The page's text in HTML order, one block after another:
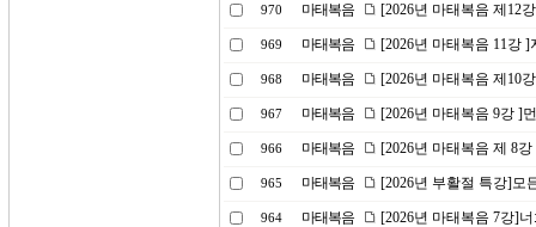
970 마태복음 [2026년 마태복음 제12
969 마태복음 [2026년 마태복음 11강
968 마태복음 [2026년 마태복음 제10
967 마태복음 [2026년 마태복음 9강 ]
966 마태복음 [2026년 마태복음 제 8
965 마태복음 [2026년 부활절 특강]모
964 마태복음 [2026년 마태복음 7강]